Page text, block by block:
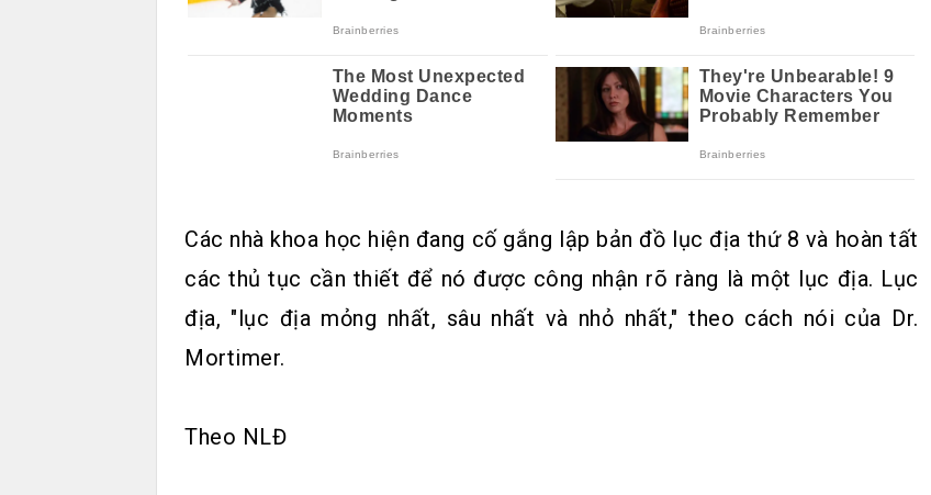
Các nhà khoa học hiện đang cố gắng lập bản đồ lục địa thứ 8 và hoàn tất
các thủ tục cần thiết để nó được công nhận rõ ràng là một lục địa. Lục
địa, "lục địa mỏng nhất, sâu nhất và nhỏ nhất," theo cách nói của Dr.
Mortimer.
Theo NLĐ